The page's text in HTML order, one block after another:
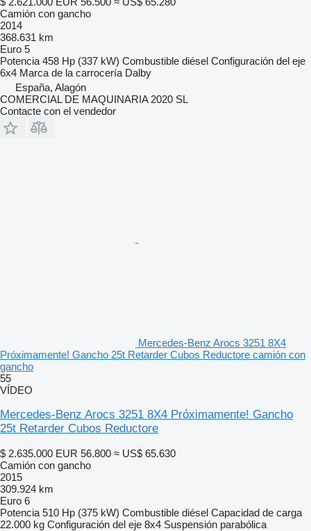
Camión con gancho
2014
368.631 km
Euro 5
Potencia 458 Hp (337 kW) Combustible diésel Configuración del eje
6x4 Marca de la carrocería Dalby
España, Alagón
COMERCIAL DE MAQUINARIA 2020 SL
Contacte con el vendedor
Mercedes-Benz Arocs 3251 8X4
Próximamente! Gancho 25t Retarder Cubos Reductore camión con
gancho
55
VÍDEO
Mercedes-Benz Arocs 3251 8X4 Próximamente! Gancho
25t Retarder Cubos Reductore
$ 2.635.000 EUR 56.800 ≈ US$ 65.630
Camión con gancho
2015
309.924 km
Euro 6
Potencia 510 Hp (375 kW) Combustible diésel Capacidad de carga
22.000 kg Configuración del eje 8x4 Suspensión parabólica